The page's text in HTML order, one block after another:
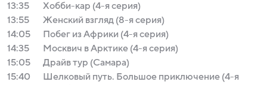
13:35
Хобби-кар (4-я серия)
13:55
Женский взгляд (8-я серия)
14:05
Побег из Африки (4-я серия)
14:35
Москвич в Арктике (4-я серия)
15:05
Драйв тур (Самара)
15:40
Шелковый путь. Большое приключение (4-я